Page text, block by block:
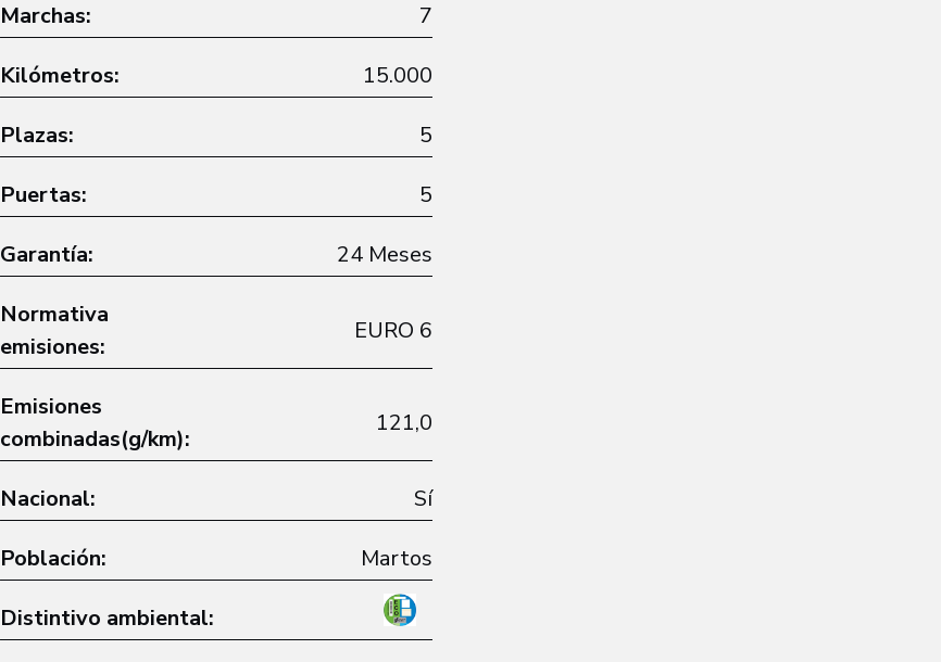
Marchas: 7
Kilómetros: 15.000
Plazas: 5
Puertas: 5
Garantía: 24 Meses
Normativa
emisiones:
EURO 6
Emisiones
combinadas(g/km):
121,0
Nacional: Sí
Población: Martos
Distintivo ambiental: